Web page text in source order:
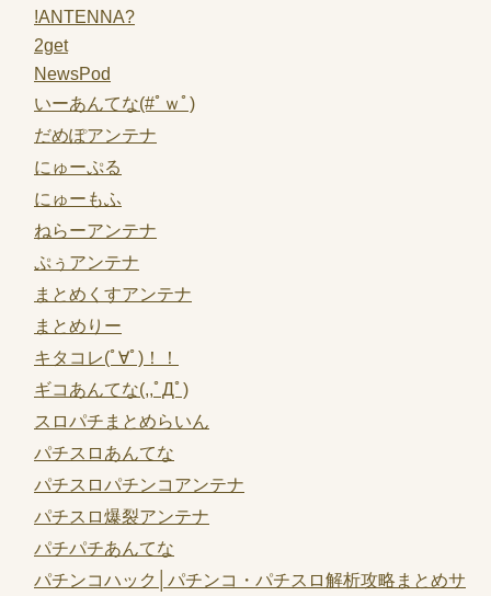
!ANTENNA?
2get
NewsPod
いーあんてな(#ﾟｗﾟ)
だめぽアンテナ
にゅーぷる
にゅーもふ
ねらーアンテナ
ぷぅアンテナ
まとめくすアンテナ
まとめりー
キタコレ(ﾟ∀ﾟ)！！
ギコあんてな(,,ﾟДﾟ)
スロパチまとめらいん
パチスロあんてな
パチスロパチンコアンテナ
パチスロ爆裂アンテナ
パチパチあんてな
パチンコハック│パチンコ・パチスロ解析攻略まとめサ